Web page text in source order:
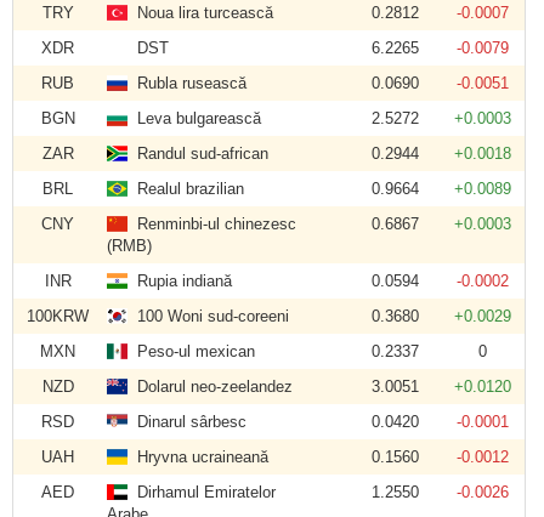
TRY
Noua lira turcească 0.2812
-0.0007
XDR
DST 6.2265
-0.0079
RUB
Rubla rusească 0.0690
-0.0051
BGN
Leva bulgarească 2.5272
+0.0003
ZAR
Randul sud-african 0.2944
+0.0018
BRL
Realul brazilian 0.9664
+0.0089
CNY
Renminbi-ul chinezesc
(RMB)
0.6867 +0.0003
INR Rupia indiană 0.0594
-0.0002
100KRW
100 Woni sud-coreeni 0.3680
+0.0029
MXN
Peso-ul mexican 0.2337
0
NZD
Dolarul neo-zeelandez 3.0051
+0.0120
RSD
Dinarul sârbesc 0.0420
-0.0001
UAH
Hryvna ucraineană 0.1560
-0.0012
AED
Dirhamul Emiratelor
1.2550 -0.0026